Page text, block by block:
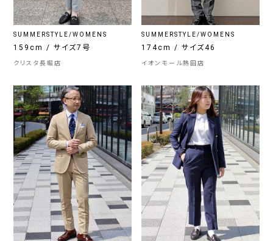
SUMMERSTYLE/WOMENS
159cm / サイズ7号
クリスタ長堀店
SUMMERSTYLE/WOMENS
174cm / サイズ46
イオンモール熱田店